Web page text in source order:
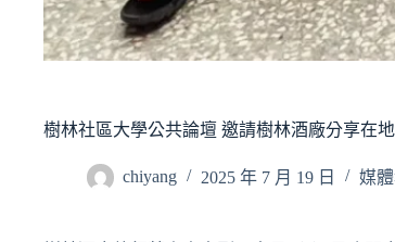
樹林社區大學公共論壇 邀請樹林酒廠分享在
chiyang 2025 年 7 月 19 日 媒